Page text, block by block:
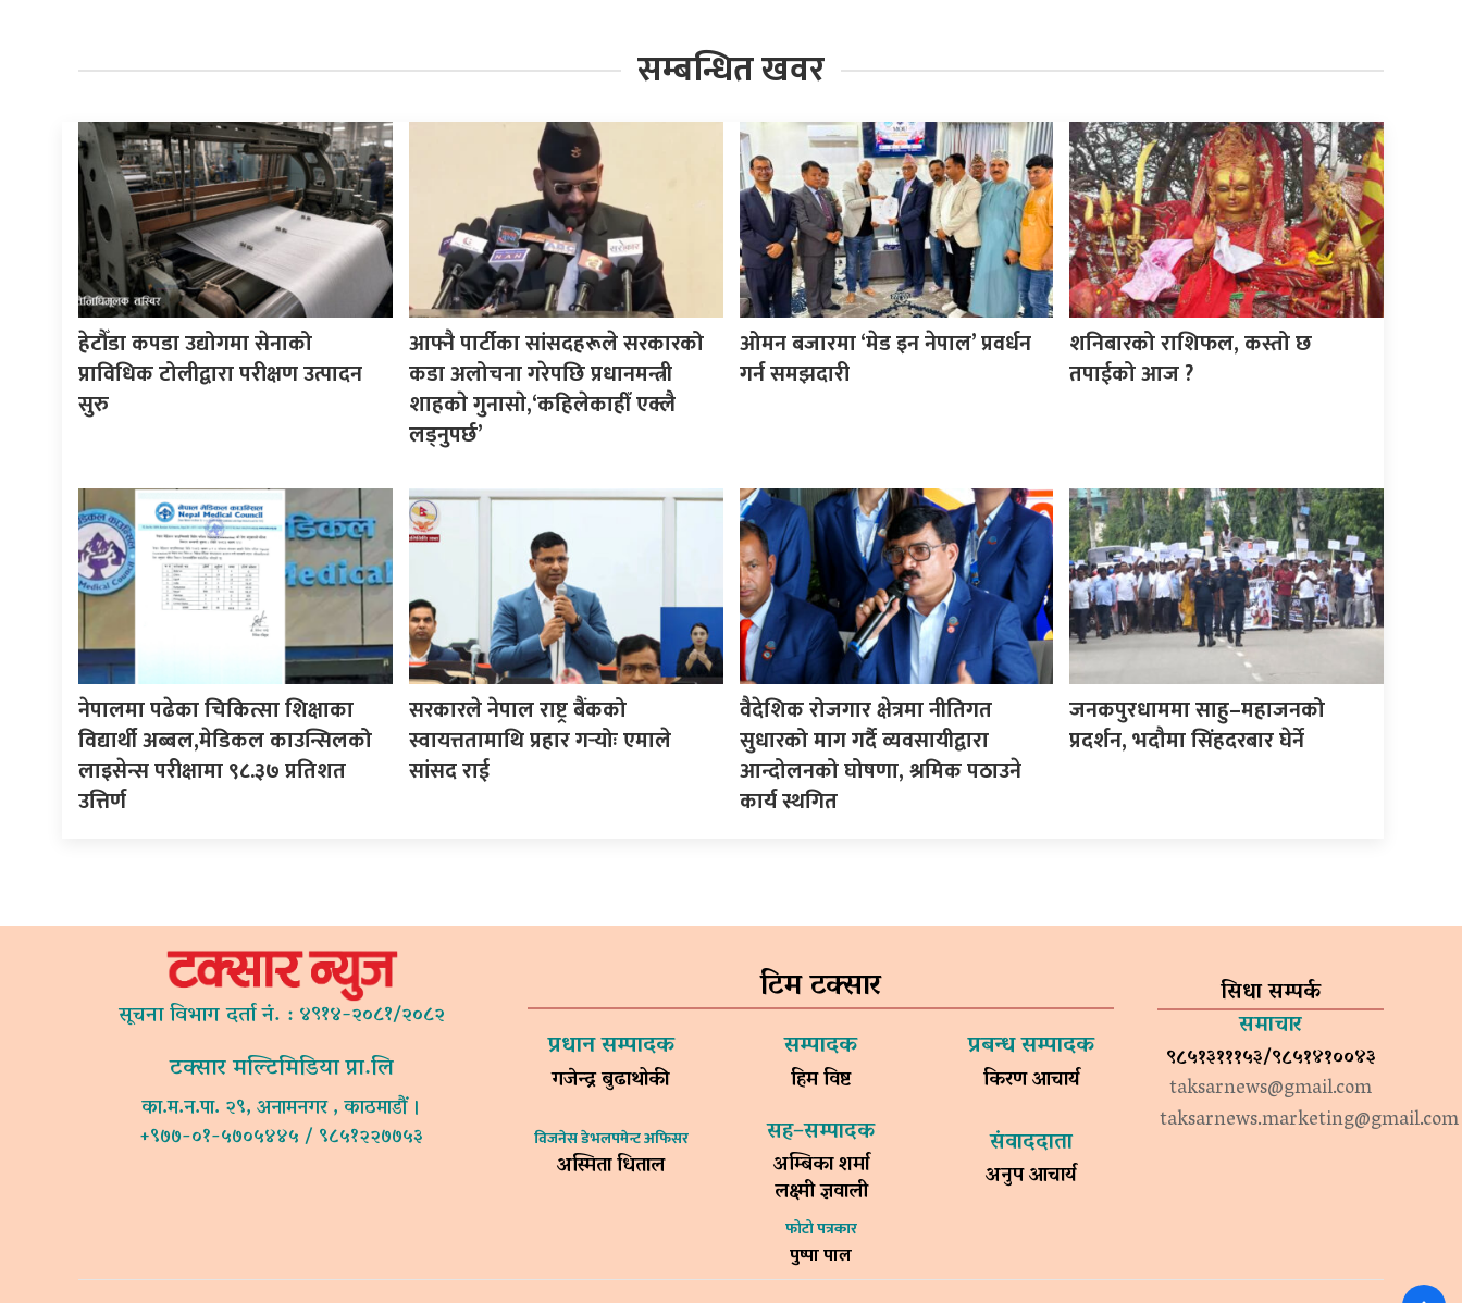
सम्बन्धित खवर
हेटौँडा कपडा उद्योगमा सेनाको
प्राविधिक टोलीद्वारा परीक्षण उत्पादन
सुरु
आफ्नै पार्टीका सांसदहरूले सरकारको
कडा अलोचना गरेपछि प्रधानमन्त्री
शाहकाे गुनासाे,‘कहिलेकाहीँ एक्लै
लड्नुपर्छ’
ओमन बजारमा ‘मेड इन नेपाल’ प्रवर्धन
गर्न समझदारी
शनिबारको राशिफल, कस्तो छ
तपाईको आज ?
नेपालमा पढेका चिकित्सा शिक्षाका
विद्यार्थी अब्बल,मेडिकल काउन्सिलको
लाइसेन्स परीक्षामा ९८.३७ प्रतिशत
उत्तिर्ण
सरकारले नेपाल राष्ट्र बैंकको
स्वायत्ततामाथि प्रहार गर्‍योः एमाले
सांसद राई
वैदेशिक रोजगार क्षेत्रमा नीतिगत
सुधारको माग गर्दै व्यवसायीद्वारा
आन्दोलनको घोषणा, श्रमिक पठाउने
कार्य स्थगित
जनकपुरधाममा साहु–महाजनको
प्रदर्शन, भदौमा सिंहदरबार घेर्ने
सूचना विभाग दर्ता नं. : ४९१४-२०८१/२०८२
टक्सार मल्टिमिडिया प्रा.लि
का.म.न.पा. २९, अनामनगर , काठमाडौं ।
+९७७-०१-५७०५४४५ / ९८५१२२७७५३
टिम टक्सार
प्रधान सम्पादक
गजेन्द्र बुढाथोकी
सम्पादक
हिम विष्ट
प्रबन्ध सम्पादक
किरण आचार्य
विजनेस डेभलपमेन्ट अफिसर
अस्मिता धिताल
सह–सम्पादक
अम्बिका शर्मा
लक्ष्मी ज्ञवाली
फोटो पत्रकार
पुष्पा पाल
संवाददाता
अनुप आचार्य
सिधा सम्पर्क
समाचार
९८५१३१११५३/९८५१४१००४३
taksarnews@gmail.com
taksarnews.marketing@gmail.com